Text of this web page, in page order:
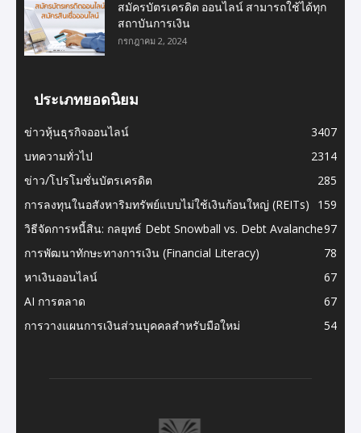
สมัครบัตรเครดิต ออนไลน์ สามารถใช้ได้ทุก
สถาบันการเงิน
กรกฎาคม 2, 2024
ประเภทยอดนิยม
ข่าวหุ้นธุรกิจออนไลน์
3407
บทความทั่วไป
2314
ข่าว/โปรโมชั่นบัตรเครดิต
285
การลงทุนในอสังหาริมทรัพย์แบบไม่ใช้เงินก้อนใหญ่ (REITs)
159
วิธีจัดการหนี้สิน: กลยุทธ์ Debt Snowball vs. Debt Avalanche97
การพัฒนาทักษะทางการเงิน (Financial Literacy)
78
หาเงินออนไลน์
67
AI การตลาด
67
การวางแผนการเงินส่วนบุคคลสำหรับมือใหม่
54